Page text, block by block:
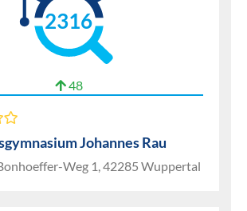
2316
48
Johannes Rau
Weg 1, 42285 Wuppertal